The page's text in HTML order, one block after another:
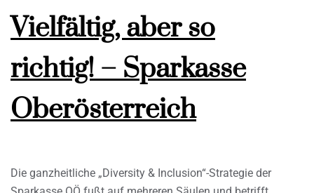
Vielfältig, aber so
richtig! – Sparkasse
Oberösterreich
Die ganzheitliche „Diversity & Inclusion“-Strategie der